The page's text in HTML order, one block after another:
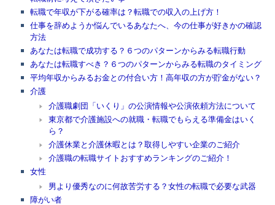
転職で年収が下がる確率は？転職での収入の上げ方！
仕事を辞めようか悩んでいるあなたへ、今の仕事が好きかの確認
方法
あなたは転職で成功する？６つのパターンからみる転職行動
あなたは転職すべき？６つのパターンからみる転職のタイミング
平均年収からみるお金との付合い方！高年収の方が貯金がない？
介護
介護職劇団「いくり」の公演情報や公演依頼方法について
東京都で介護施設への就職・転職でもらえる準備金はいく
ら？
介護休業と介護休暇とは？取得しやすい企業のご紹介
介護職の転職サイトおすすめランキングのご紹介！
女性
男より優秀なのに何故苦労する？女性の転職で必要な武器
障がい者